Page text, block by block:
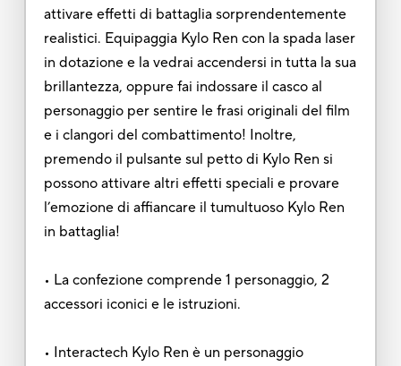
attivare effetti di battaglia sorprendentemente
realistici. Equipaggia Kylo Ren con la spada laser
in dotazione e la vedrai accendersi in tutta la sua
brillantezza, oppure fai indossare il casco al
personaggio per sentire le frasi originali del film
e i clangori del combattimento! Inoltre,
premendo il pulsante sul petto di Kylo Ren si
possono attivare altri effetti speciali e provare
l’emozione di affiancare il tumultuoso Kylo Ren
in battaglia!
• La confezione comprende 1 personaggio, 2
accessori iconici e le istruzioni.
• Interactech Kylo Ren è un personaggio